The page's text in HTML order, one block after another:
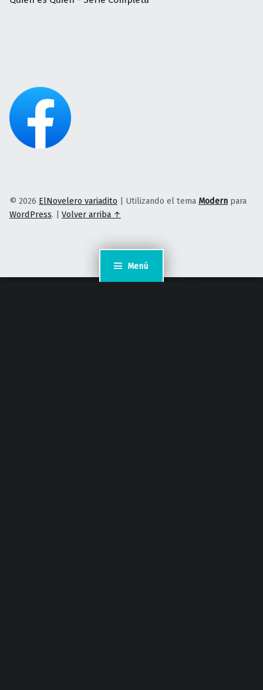
Menú
© 2026 ElNovelero variadito | Utilizando el tema Modern para
WordPress. | Volver arriba ↑